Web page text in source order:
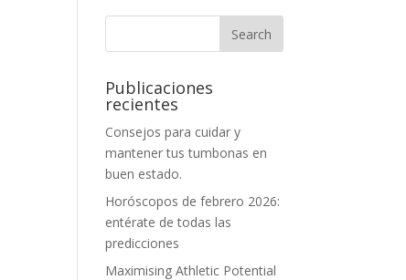
Publicaciones
recientes
Consejos para cuidar y
mantener tus tumbonas en
buen estado.
Horóscopos de febrero 2026:
entérate de todas las
predicciones
Maximising Athletic Potential